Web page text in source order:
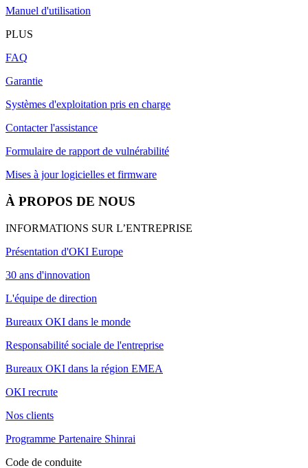
Manuel d'utilisation
PLUS
FAQ
Garantie
Systèmes d'exploitation pris en charge
Contacter l'assistance
Formulaire de rapport de vulnérabilité
Mises à jour logicielles et firmware
À PROPOS DE NOUS
INFORMATIONS SUR L’ENTREPRISE
Présentation d'OKI Europe
30 ans d'innovation
L'équipe de direction
Bureaux OKI dans le monde
Responsabilité sociale de l'entreprise
Bureaux OKI dans la région EMEA
OKI recrute
Nos clients
Programme Partenaire Shinrai
Code de conduite